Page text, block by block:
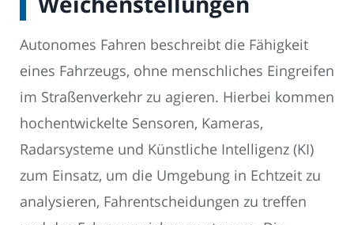
Autonomes Fahren beschreibt die Fähigkeit
eines Fahrzeugs, ohne menschliches Eingreifen
im Straßenverkehr zu agieren. Hierbei kommen
hochentwickelte Sensoren, Kameras,
Radarsysteme und Künstliche Intelligenz (KI)
zum Einsatz, um die Umgebung in Echtzeit zu
analysieren, Fahrentscheidungen zu treffen